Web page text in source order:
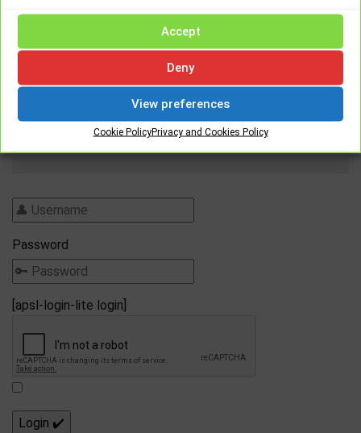
Accept
Deny
View preferences
Cookie PolicyPrivacy and Cookies Policy
Password
[apsl-login-lite login]